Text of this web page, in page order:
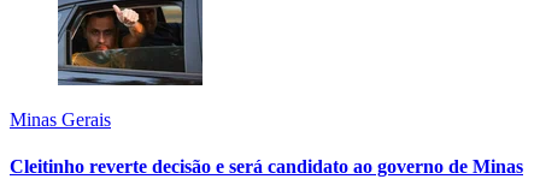
Minas Gerais
Cleitinho reverte decisão e será candidato ao governo de Minas